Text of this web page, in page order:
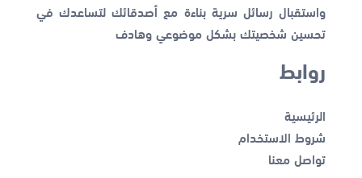
واستقبال رسائل سرية بناءة مع أصدقائك لتساعدك في
تحسين شخصيتك بشكل موضوعي وهادف
روابط
الرئيسية
شروط الاستخدام
تواصل معنا